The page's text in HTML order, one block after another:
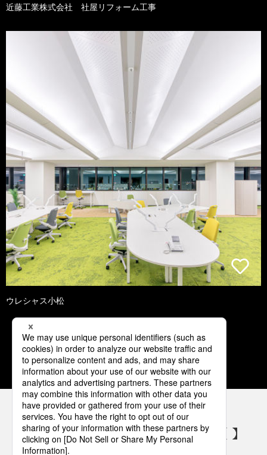
近藤工業株式会社 社屋リフォーム工事
ウレシャス小松
1 2 3 4 5
パナソニックの電気設備 SNSアカウント